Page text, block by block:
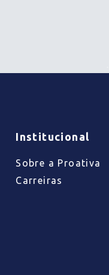
Institucional
Sobre a Proativa
Carreiras